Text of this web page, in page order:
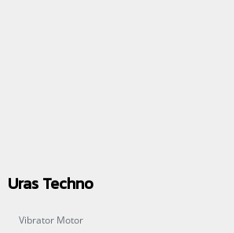
Uras Techno
Vibrator Motor